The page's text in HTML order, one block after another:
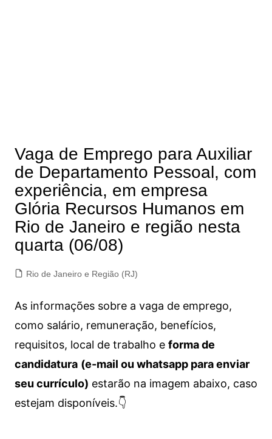
Vaga de Emprego para Auxiliar
de Departamento Pessoal, com
experiência, em empresa
Glória Recursos Humanos em
Rio de Janeiro e região nesta
quarta (06/08)
Rio de Janeiro e Região (RJ)
As informações sobre a vaga de emprego,
como salário, remuneração, benefícios,
requisitos, local de trabalho e forma de
candidatura (e-mail ou whatsapp para enviar
seu currículo) estarão na imagem abaixo, caso
estejam disponíveis.👇